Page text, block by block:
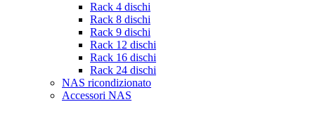
Rack 4 dischi
Rack 8 dischi
Rack 9 dischi
Rack 12 dischi
Rack 16 dischi
Rack 24 dischi
NAS ricondizionato
Accessori NAS